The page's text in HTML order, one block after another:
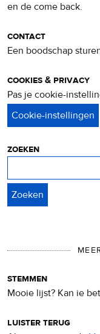
en de come back.
contact
Een boodschap
cookies & privacy
Pas je cookie-
zoeken
stemmen
Mooie lijst? Kan ie
luister terug